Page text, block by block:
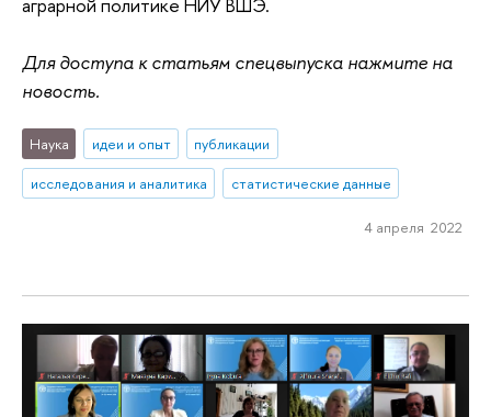
Для доступа к статьям спецвыпуска нажмите на
новость.
Наука идеи и опыт
публикации
исследования и аналитика
статистические данные
4 апреля 2022